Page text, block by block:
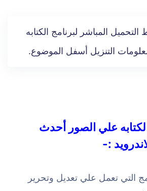
المباشر لبرنامج الكتابه
التنزيل أسفل الموضوع.
علي الصور أحدث
:-
التي تعمل علي تعديل وتحرير